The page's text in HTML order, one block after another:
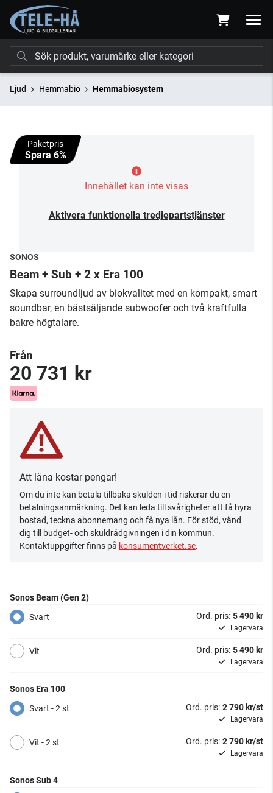
Ljud Hemmabio Hemmabiosystem
Paketpris
Spara 6%
Innehållet kan inte visas
Aktivera funktionella tredjepartstjänster
SONOS
Beam + Sub + 2 x Era 100
Skapa surroundljud av biokvalitet med en kompakt, smart
soundbar, en bästsäljande subwoofer och två kraftfulla
bakre högtalare.
Från
20 731 kr
Att låna kostar pengar!
Om du inte kan betala tillbaka skulden i tid riskerar du en
betalningsanmärkning. Det kan leda till svårigheter att få hyra
bostad, teckna abonnemang och få nya lån. För stöd, vänd
dig till budget- och skuldrådgivningen i din kommun.
Kontaktuppgifter finns på konsumentverket.se.
Sonos Beam (Gen 2)
Svart
Lagervara
Ord. pris: 5 490 kr
Vit
Lagervara
Ord. pris: 5 490 kr
Sonos Era 100
Svart - 2 st
Lagervara
Ord. pris: 2 790 kr/st
Vit - 2 st
Lagervara
Ord. pris: 2 790 kr/st
Sonos Sub 4